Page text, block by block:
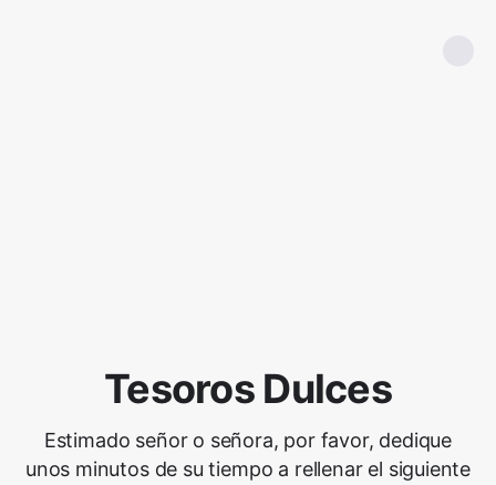
Tesoros Dulces
Estimado señor o señora, por favor, dedique
unos minutos de su tiempo a rellenar el siguiente